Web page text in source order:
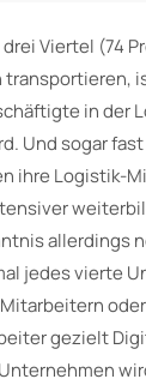
Viertel (74
transportieren,
in der
Und sogar
ihre Logistik-
allerdings
jedes vierte
gezielt